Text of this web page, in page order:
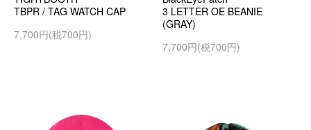
TBPR / TAG WATCH CAP
7,700円(税700円)
3 LETTER OE BEANIE
(GRAY)
7,700円(税700円)